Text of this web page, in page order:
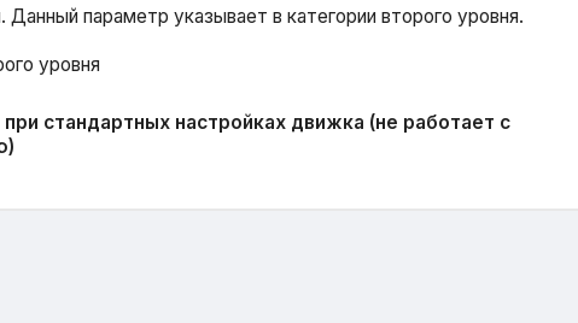
Данный параметр указывает в категории второго уровня.
уровня
стандартных настройках движка (не работает с